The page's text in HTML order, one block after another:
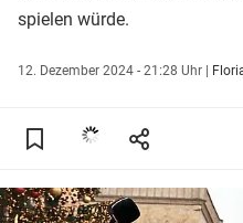
spielen würde.
12. Dezember 2024 - 21:28 Uhr |